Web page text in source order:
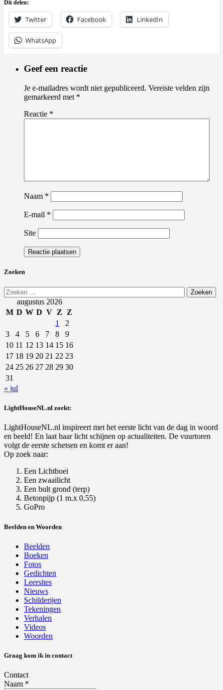
Dit delen:
Twitter Facebook LinkedIn
WhatsApp
Geef een reactie
Je e-mailadres wordt niet gepubliceerd. Vereiste velden zijn
gemarkeerd met *
Reactie *
Naam *
E-mail *
Site
Zoeken
Zoeken
naar:augustus 2026
M D W D V Z
Z
1
2
3
4 5 6 7 8
9
10 11 12 13 14 15 16
17 18 19 20 21 22 23
24 25 26 27 28 29 30
31
« jul
LightHouseNL.nl zoekt:
LightHouseNL.nl inspireert met het eerste licht van de dag in woord
en beeld! En laat haar licht schijnen op actualiteiten. De vuurtoren
volgt de eerste schetsen en komt er aan!
Op zoek naar:
Een Lichtboei
Een zwaailicht
Een bult grond (terp)
Betonpijp (1 m.x 0,55)
GoPro
Beelden en Woorden
Beelden
Boeken
Fotos
Gedichten
Leersites
Nieuws
Schilderijen
Tekeningen
Verhalen
Videos
Woorden
Graag kom ik in contact
Contact
Naam *